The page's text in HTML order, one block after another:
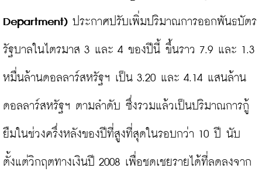
Department) ประกาศปรับเพิ่มปริมาณการออกพันธบัตร
รัฐบาลในไตรมาส 3 และ 4 ของปีนี้ ขึ้นราว 7.9 และ 1.3
หมื่นล้านดอลลาร์สหรัฐฯ เป็น 3.20 และ 4.14 แสนล้าน
ดอลลาร์สหรัฐฯ ตามลำดับ ซึ่งรวมแล้วเป็นปริมาณการกู้
ยืมในช่วงครึ่งหลังของปีที่สูงที่สุดในรอบกว่า 10 ปี นับ
ตั้งแต่วิกฤตทางเงินปี 2008 เพื่อชดเชยรายได้ที่ลดลงจาก